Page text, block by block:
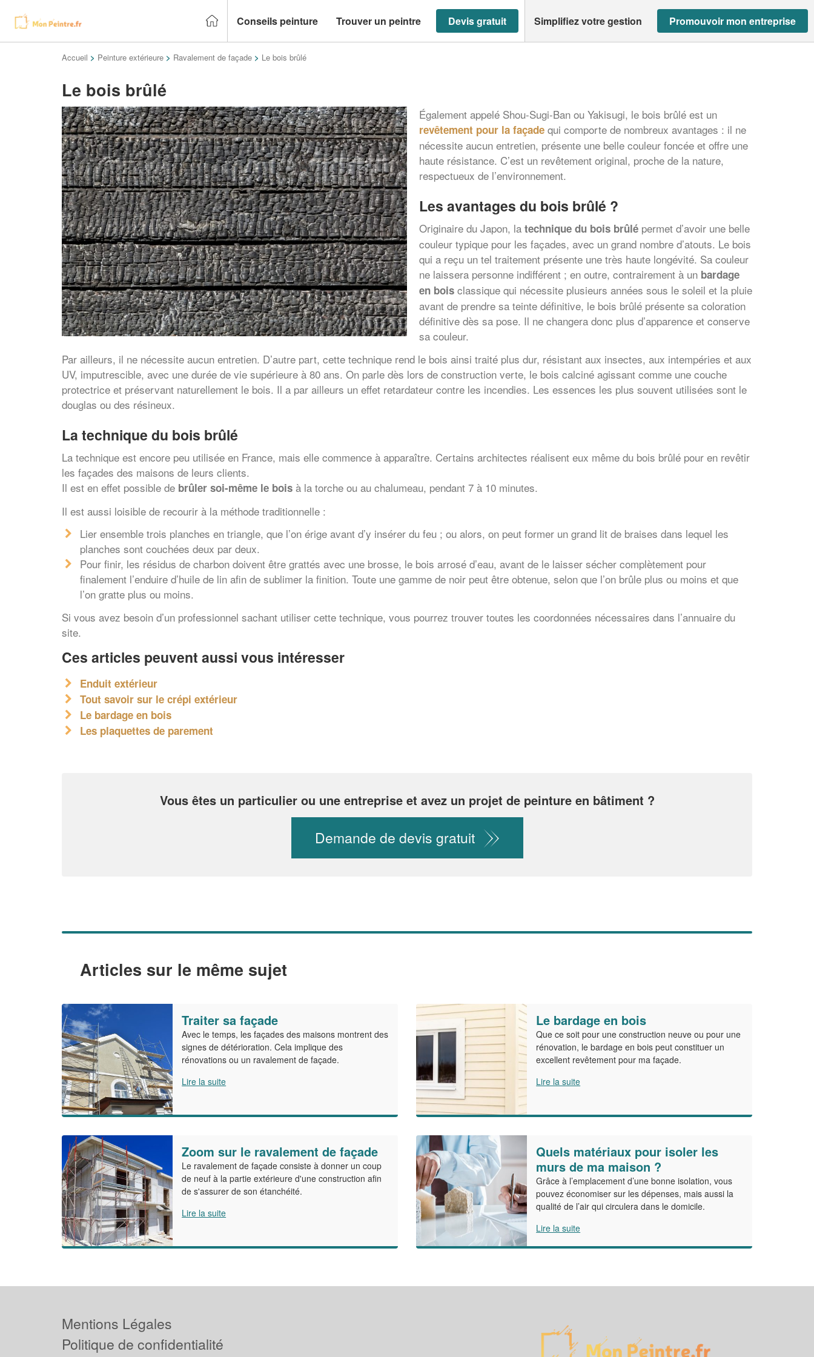
Conseils peinture Trouver un peintre Devis gratuit Simplifiez votre gestion Promouvoir mon entreprise
Accueil > Peinture extérieure > Ravalement de façade > Le bois brûlé
Le bois brûlé
Également appelé Shou-Sugi-Ban ou Yakisugi, le bois brûlé est un
revêtement pour la façade qui comporte de nombreux avantages : il ne
nécessite aucun entretien, présente une belle couleur foncée et offre une
haute résistance. C’est un revêtement original, proche de la nature,
respectueux de l’environnement.
Les avantages du bois brûlé ?
Originaire du Japon, la technique du bois brûlé permet d’avoir une belle
couleur typique pour les façades, avec un grand nombre d’atouts. Le bois
qui a reçu un tel traitement présente une très haute longévité. Sa couleur
ne laissera personne indifférent ; en outre, contrairement à un bardage
en bois classique qui nécessite plusieurs années sous le soleil et la pluie
avant de prendre sa teinte définitive, le bois brûlé présente sa coloration
définitive dès sa pose. Il ne changera donc plus d’apparence et conserve
sa couleur.
Par ailleurs, il ne nécessite aucun entretien. D’autre part, cette technique rend le bois ainsi traité plus dur, résistant aux insectes, aux intempéries et aux
UV, imputrescible, avec une durée de vie supérieure à 80 ans. On parle dès lors de construction verte, le bois calciné agissant comme une couche
protectrice et préservant naturellement le bois. Il a par ailleurs un effet retardateur contre les incendies. Les essences les plus souvent utilisées sont le
douglas ou des résineux.
La technique du bois brûlé
La technique est encore peu utilisée en France, mais elle commence à apparaître. Certains architectes réalisent eux même du bois brûlé pour en revêtir
les façades des maisons de leurs clients.
Il est en effet possible de brûler soi-même le bois à la torche ou au chalumeau, pendant 7 à 10 minutes.
Il est aussi loisible de recourir à la méthode traditionnelle :
Lier ensemble trois planches en triangle, que l’on érige avant d’y insérer du feu ; ou alors, on peut former un grand lit de braises dans lequel les
planches sont couchées deux par deux.
Pour finir, les résidus de charbon doivent être grattés avec une brosse, le bois arrosé d’eau, avant de le laisser sécher complètement pour
finalement l’enduire d’huile de lin afin de sublimer la finition. Toute une gamme de noir peut être obtenue, selon que l’on brûle plus ou moins et que
l’on gratte plus ou moins.
Si vous avez besoin d’un professionnel sachant utiliser cette technique, vous pourrez trouver toutes les coordonnées nécessaires dans l’annuaire du
site.
Ces articles peuvent aussi vous intéresser
Enduit extérieur
Tout savoir sur le crépi extérieur
Le bardage en bois
Les plaquettes de parement
Vous êtes un particulier ou une entreprise et avez un projet de peinture en bâtiment ?
Demande de devis gratuit
Articles sur le même sujet
Traiter sa façade
Avec le temps, les façades des maisons montrent des
signes de détérioration. Cela implique des
rénovations ou un ravalement de façade.
Lire la suite
Le bardage en bois
Que ce soit pour une construction neuve ou pour une
rénovation, le bardage en bois peut constituer un
excellent revêtement pour ma façade.
Lire la suite
Zoom sur le ravalement de façade
Le ravalement de façade consiste à donner un coup
de neuf à la partie extérieure d'une construction afin
de s'assurer de son étanchéité.
Lire la suite
Quels matériaux pour isoler les
murs de ma maison ?
Grâce à l’emplacement d’une bonne isolation, vous
pouvez économiser sur les dépenses, mais aussi la
qualité de l’air qui circulera dans le domicile.
Lire la suite
Mentions Légales
Politique de confidentialité